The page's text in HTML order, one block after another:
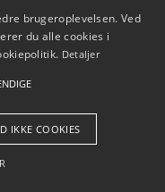
Aps
brugeroplevelsen. Ved
du alle cookies i
Detaljer
IKKE COOKIES